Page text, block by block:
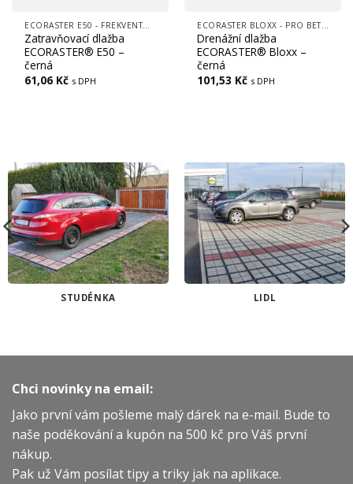
ECORASTER E50 - FREKVENTOVANÉ PLOCHY, (CESTY, LOGISTICKÉ CENTRA, PARKOVIŠTĚ)
Zatravňovací dlažba
ECORASTER® E50 –
černá
61,06 Kč s DPH
ECORASTER BLOXX - PRO BETONOVOU VÝPLŇ, FREKVENTOVANÉ PLOCHY, CESTY, LOGISTICKÁ CENTRA
Drenážní dlažba
ECORASTER® Bloxx –
černá
101,53 Kč s DPH
STUDÉNKA LIDL
Chci novinky na email:
Jako první vám pošleme malý dárek na e-mail. Bude to
naše poděkování a kupón na 500 kč pro Váš první
nákup.
Pak už Vám posílat tipy a triky jak na aplikace.